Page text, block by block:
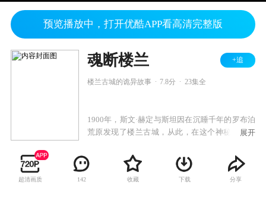
预览播放中，打开优酷APP看高清完整版
魂断楼兰 +追
楼兰古城的诡异故事 7.8分 23集全
1900年，斯文·赫定与斯坦因在沉睡千年的罗布泊
荒原发现了楼兰古城，从此，在这个神秘而古老
剧。带着对千年不腐的楼兰女尸、堪与埃及法老
图坦卡蒙金色面罩媲美的金色面具等无数古墓宝
藏的好奇和贪婪，他们不顾绿洲已变成荒原的大
展开
超清画质 142 收藏 下载 分享